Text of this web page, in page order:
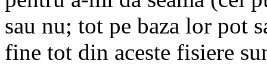
sau nu; tot pe baza lor pot
fine tot din aceste fisiere